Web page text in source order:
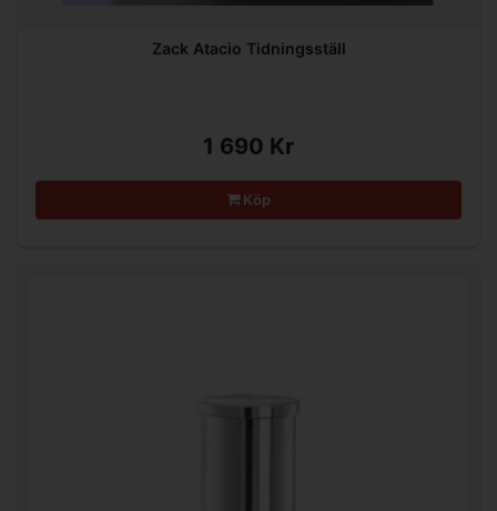
Zack Atacio Tidningsställ
1 690 Kr
Köp